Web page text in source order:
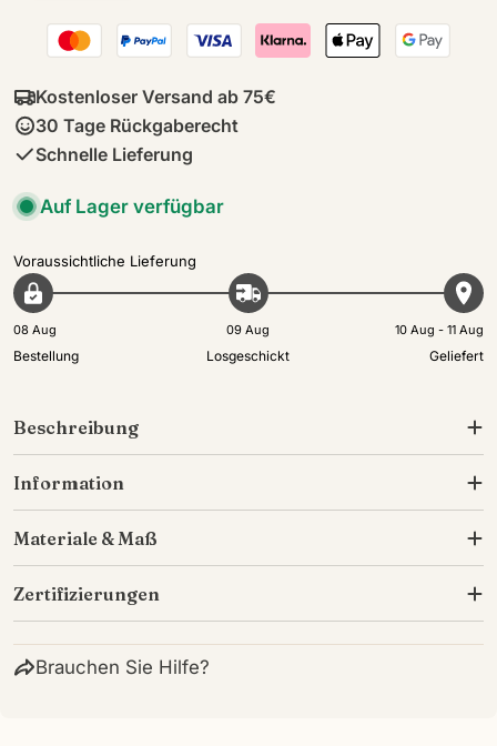
Kostenloser Versand ab 75€
30 Tage Rückgaberecht
Schnelle Lieferung
Auf Lager verfügbar
Voraussichtliche Lieferung
08 Aug
Bestellung
09 Aug
Losgeschickt
10 Aug - 11 Aug
Geliefert
Beschreibung
Information
Materiale & Maß
Zertifizierungen
Brauchen Sie Hilfe?